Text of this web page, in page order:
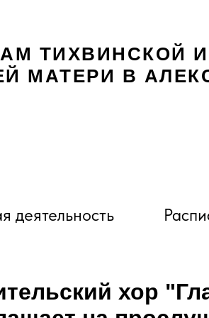
ТИХВИНСКОЙ
МАТЕРИ В
деятельность
хор